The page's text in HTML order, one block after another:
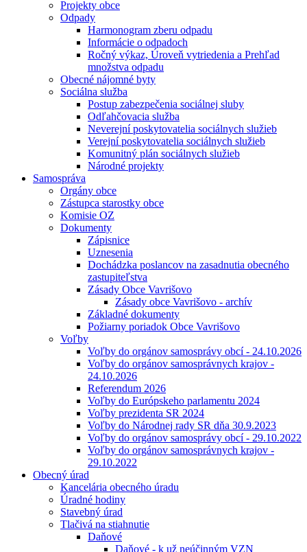
Projekty obce
Odpady
Harmonogram zberu odpadu
Informácie o odpadoch
Ročný výkaz, Úroveň vytriedenia a Prehľad
množstva odpadu
Obecné nájomné byty
Sociálna služba
Postup zabezpečenia sociálnej sluby
Odľahčovacia služba
Neverejní poskytovatelia sociálnych služieb
Verejní poskytovatelia sociálnych služieb
Komunitný plán sociálnych služieb
Národné projekty
Samospráva
Orgány obce
Zástupca starostky obce
Komisie OZ
Dokumenty
Zápisnice
Uznesenia
Dochádzka poslancov na zasadnutia obecného
zastupiteľstva
Zásady Obce Vavrišovo
Zásady obce Vavrišovo - archív
Základné dokumenty
Požiarny poriadok Obce Vavrišovo
Voľby
Voľby do orgánov samosprávy obcí - 24.10.2026
Voľby do orgánov samosprávnych krajov -
24.10.2026
Referendum 2026
Voľby do Európskeho parlamentu 2024
Voľby prezidenta SR 2024
Voľby do Národnej rady SR dňa 30.9.2023
Voľby do orgánov samosprávy obcí - 29.10.2022
Voľby do orgánov samosprávnych krajov -
29.10.2022
Obecný úrad
Kancelária obecného úradu
Úradné hodiny
Stavebný úrad
Tlačivá na stiahnutie
Daňové
Daňové - k už neúčinným VZN